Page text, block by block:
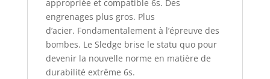
appropriée et compatible 6s. Des
engrenages plus gros. Plus
d’acier. Fondamentalement à l’épreuve des
bombes. Le Sledge brise le statu quo pour
devenir la nouvelle norme en matière de
durabilité extrême 6s.